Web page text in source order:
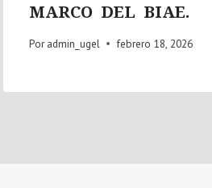
MARCO DEL BIAE.
Por admin_ugel febrero 18, 2026